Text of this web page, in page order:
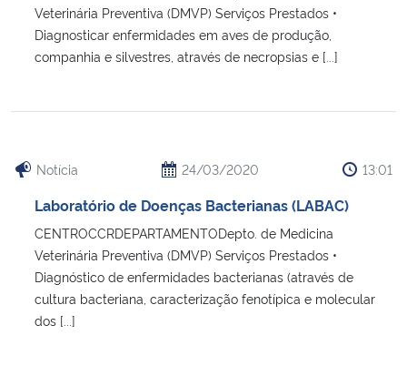
Veterinária Preventiva (DMVP) Serviços Prestados •
Diagnosticar enfermidades em aves de produção,
companhia e silvestres, através de necropsias e [...]
Notícia 24/03/2020 13:01
Laboratório de Doenças Bacterianas (LABAC)
CENTROCCRDEPARTAMENTODepto. de Medicina
Veterinária Preventiva (DMVP) Serviços Prestados •
Diagnóstico de enfermidades bacterianas (através de
cultura bacteriana, caracterização fenotípica e molecular
dos [...]